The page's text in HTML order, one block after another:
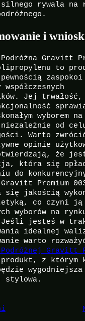
rywala na
i
Gravitt
to
zaspokoi
Jej trwałość,
wyborem
od
Warto zwrócić
opinie
że
która się
do
Premium
się jakością
co czyni ją
wyborów na
Jeśli jesteś w
idealnej
warto
Gravitt
z którym
stylowa.